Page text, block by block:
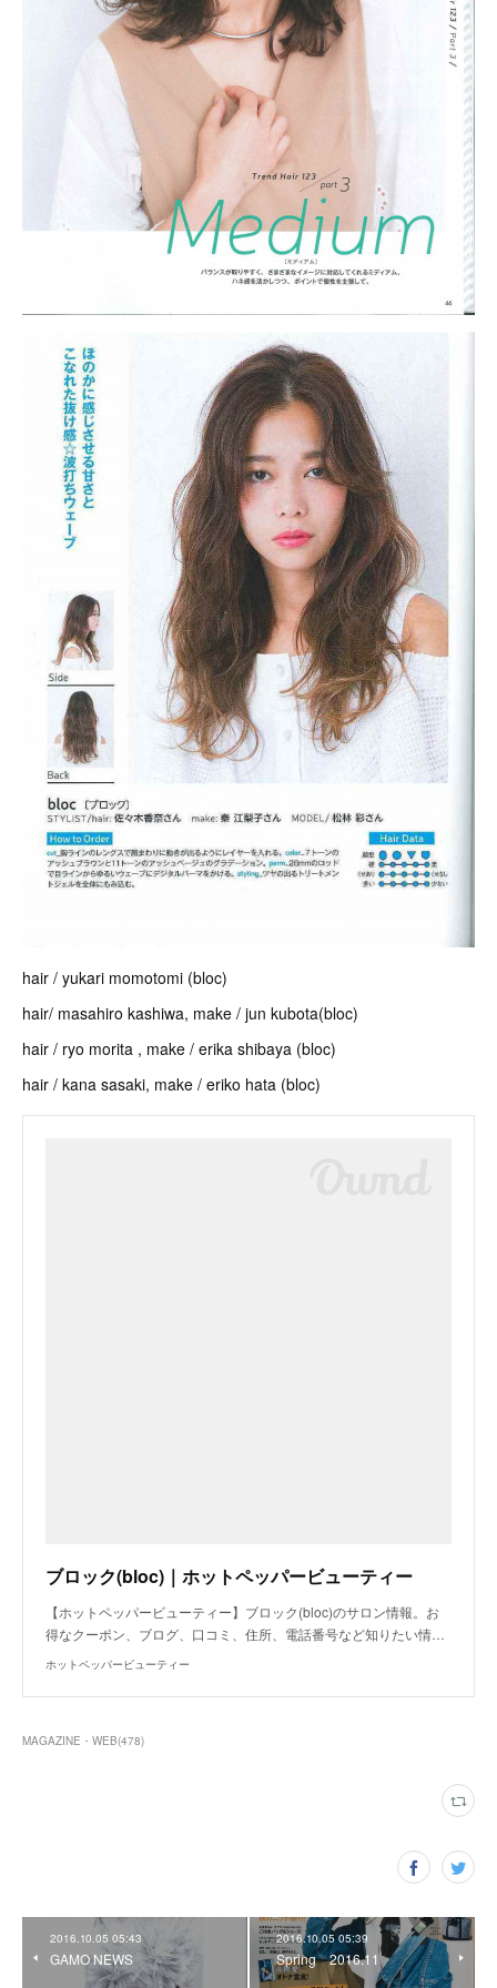
hair / yukari momotomi (bloc)
hair/ masahiro kashiwa, make / jun kubota(bloc)
hair / ryo morita , make / erika shibaya (bloc)
hair / kana sasaki, make / eriko hata (bloc)
ブロック(bloc)｜ホットペッパービューティー
【ホットペッパービューティー】ブロック(bloc)のサロン情報。お
得なクーポン、ブログ、口コミ、住所、電話番号など知りたい情…
ホットペッパービューティー
MAGAZINE・WEB(478)
2016.10.05 05:43
GAMO NEWS
2016.10.05 05:39
Spring 2016.11